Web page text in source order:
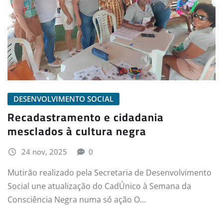
DESENVOLVIMENTO SOCIAL
Recadastramento e cidadania
mesclados à cultura negra
24 nov, 2025 0
Mutirão realizado pela Secretaria de Desenvolvimento
Social une atualização do CadÚnico à Semana da
Consciência Negra numa só ação O…